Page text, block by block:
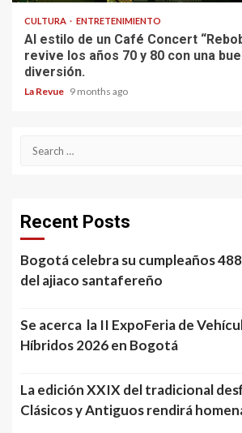
CULTURA ENTRETENIMIENTO
Al estilo de un Café Concert
revive los años 70 y 80 con una
diversión.
La Revue 9 months ago
Search
Recent Posts
Bogotá celebra su cumpleaños
del ajiaco santafereño
Se acerca la II ExpoFeria de
Híbridos 2026 en Bogotá
La edición XXIX del tradicional
Clásicos y Antiguos rendirá